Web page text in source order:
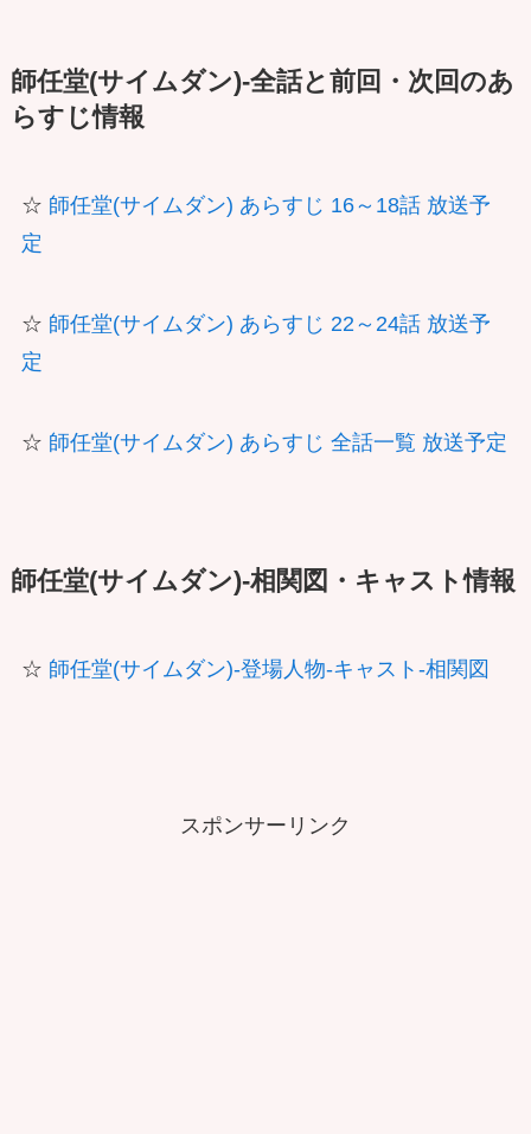
師任堂(サイムダン)-全話と前回・次回のあ
らすじ情報
☆ 師任堂(サイムダン) あらすじ 16～18話 放送予
定
☆ 師任堂(サイムダン) あらすじ 22～24話 放送予
定
☆ 師任堂(サイムダン) あらすじ 全話一覧 放送予定
師任堂(サイムダン)-相関図・キャスト情報
☆ 師任堂(サイムダン)-登場人物-キャスト-相関図
スポンサーリンク